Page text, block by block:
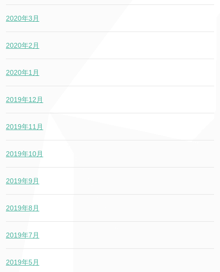
2020年3月
2020年2月
2020年1月
2019年12月
2019年11月
2019年10月
2019年9月
2019年8月
2019年7月
2019年5月